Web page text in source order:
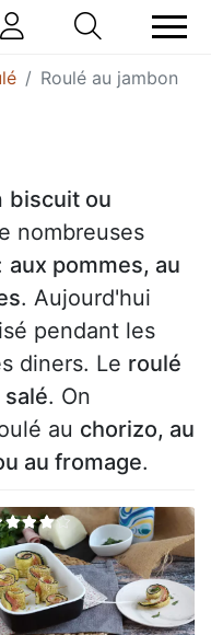
Roulé au jambon
biscuit ou
nombreuses
aux pommes, au
. Aujourd'hui
pendant les
diners. Le roulé
salé. On
au chorizo, au
au fromage.